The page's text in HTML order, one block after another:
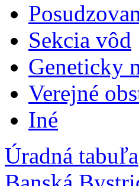
Sekcia vôd
Geneticky
Verejné
Iné
Úradná tabuľa